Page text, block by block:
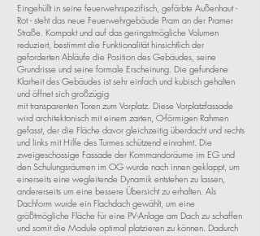
Eingehüllt in seine feuerwehrspezifisch, gefärbte Außenhaut -
Rot - steht das neue Feuerwehrgebäude Pram an der Pramer
Straße. Kompakt und auf das geringstmögliche Volumen
reduziert, bestimmt die Funktionalität hinsichtlich der
geforderten Abläufe die Position des Gebäudes, seine
Grundrisse und seine formale Erscheinung. Die gefundene
Klarheit des Gebäudes ist sehr einfach und kubisch gehalten
und öffnet sich großzügig
mit transparenten Toren zum Vorplatz. Diese Vorplatzfassade
wird architektonisch mit einem zarten, O-förmigen Rahmen
gefasst, der die Fläche davor gleichzeitig überdacht und rechts
und links mit Hilfe des Turmes schützend einrahmt. Die
zweigeschossige Fassade der Kommandoräume im EG und
den Schulungsräumen im OG wurde nach innen geklappt, um
einerseits eine wegleitende Dynamik entstehen zu lassen,
andererseits um eine bessere Übersicht zu erhalten. Als
Dachform wurde ein Flachdach gewählt, um eine
größtmögliche Fläche für eine PV-Anlage am Dach zu schaffen
und somit die Module optimal platzieren zu können. Dadurch